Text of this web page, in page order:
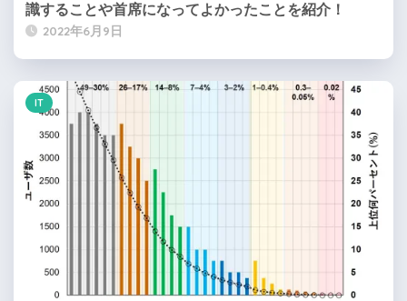
識することや首席になってよかったことを紹介！
2022年6月9日
IT